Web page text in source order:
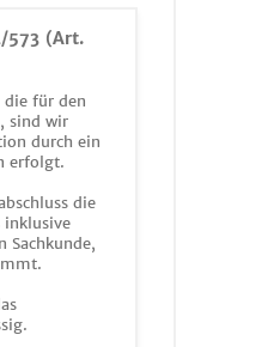
573 (Art.
die für den
sind wir
durch ein
erfolgt.
die
inklusive
Sachkunde,